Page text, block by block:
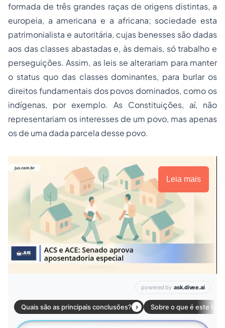
formada de três grandes raças de origens distintas, a
europeia, a americana e a africana; sociedade esta
patrimonialista e autoritária, cujas benesses são dadas
aos das classes abastadas e, às demais, só trabalho e
perseguições. Assim, as leis se alterariam para manter
o status quo das classes dominantes, para burlar os
direitos fundamentais dos povos dominados, como os
indígenas, por exemplo. As Constituições, aí, não
representariam os interesses de um povo, mas apenas
os de uma dada parcela desse povo.
Leia mais